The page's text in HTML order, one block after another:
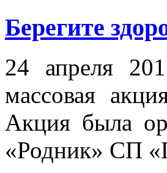
Берегите
24 апреля
массовая
Акция была
«Родник» СП